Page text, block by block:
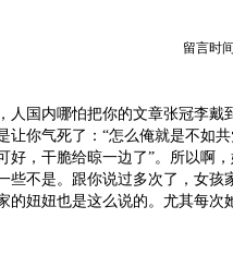
留言时
人国内哪怕把你的文章张冠李戴
让你气死了：“怎么俺就是不如
好，干脆给晾一边了”。所以啊
些不是。跟你说过多次了，女孩
的妞妞也是这么说的。尤其每次